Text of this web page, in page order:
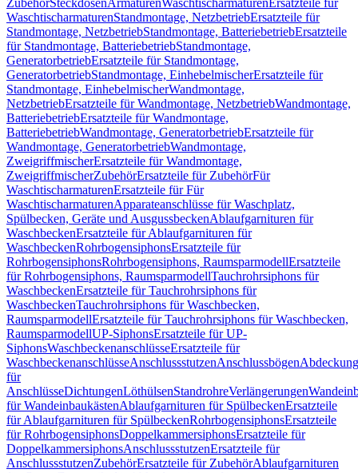
ZubehörSteckdosenArmaturenWaschtischarmaturen Ersatzteile für
WaschtischarmaturenStandmontage, NetzbetriebErsatzteile für
Standmontage, NetzbetriebStandmontage, BatteriebetriebErsatzteile
für Standmontage, BatteriebetriebStandmontage,
GeneratorbetriebErsatzteile für Standmontage,
GeneratorbetriebStandmontage, EinhebelmischerErsatzteile für
Standmontage, EinhebelmischerWandmontage,
NetzbetriebErsatzteile für Wandmontage, NetzbetriebWandmontage,
BatteriebetriebErsatzteile für Wandmontage,
BatteriebetriebWandmontage, GeneratorbetriebErsatzteile für
Wandmontage, GeneratorbetriebWandmontage,
ZweigriffmischerErsatzteile für Wandmontage,
ZweigriffmischerZubehörErsatzteile für ZubehörFür
WaschtischarmaturenErsatzteile für Für
WaschtischarmaturenApparateanschlüsse für Waschplatz,
Spülbecken, Geräte und AusgussbeckenAblaufgarnituren für
WaschbeckenErsatzteile für Ablaufgarnituren für
WaschbeckenRohrbogensiphonsErsatzteile für
RohrbogensiphonsRohrbogensiphons, RaumsparmodellErsatzteile
für Rohrbogensiphons, RaumsparmodellTauchrohrsiphons für
WaschbeckenErsatzteile für Tauchrohrsiphons für
WaschbeckenTauchrohrsiphons für Waschbecken,
RaumsparmodellErsatzteile für Tauchrohrsiphons für Waschbecken,
RaumsparmodellUP-SiphonsErsatzteile für UP-
SiphonsWaschbeckenanschlüsseErsatzteile für
WaschbeckenanschlüsseAnschlussstutzenAnschlussbögen
für
AnschlüsseDichtungenLöthülsenStandrohreVerlängerungen
für WandeinbaukästenAblaufgarnituren für SpülbeckenErsatzteile
für Ablaufgarnituren für SpülbeckenRohrbogensiphonsErsatzteile
für RohrbogensiphonsDoppelkammersiphonsErsatzteile für
DoppelkammersiphonsAnschlussstutzenErsatzteile für
AnschlussstutzenZubehörErsatzteile für ZubehörAblaufgarnituren